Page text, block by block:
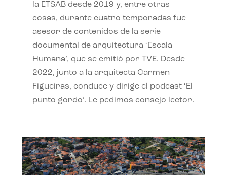
la ETSAB desde 2019 y, entre otras
cosas, durante cuatro temporadas fue
asesor de contenidos de la serie
documental de arquitectura ‘Escala
Humana’, que se emitió por TVE. Desde
2022, junto a la arquitecta Carmen
Figueiras, conduce y dirige el podcast ‘El
punto gordo’. Le pedimos consejo lector.